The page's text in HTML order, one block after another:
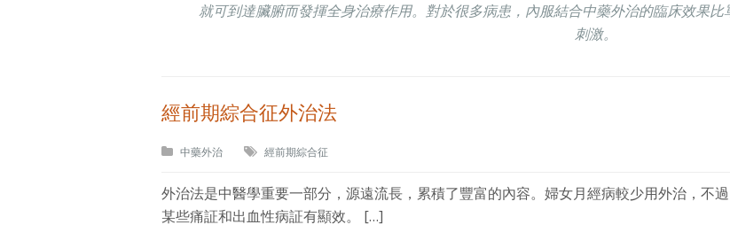
就可到達臟腑而發揮全身治療作用。對於很多病患，內服結合中藥外治的臨床效果
刺激。
經前期綜合征外治法
中藥外治 經前期綜合征
外治法是中醫學重要一部分，源遠流長，累積了豐富的內容。婦女月經病較少用外治，不過
某些痛証和出血性病証有顯效。 […]